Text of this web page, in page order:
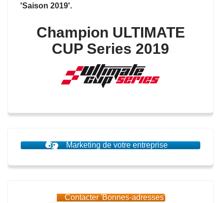
'Saison 2019'.
Champion ULTIMATE
CUP Series 2019
Marketing de votre entreprise
Contacter 'Bonnes-adresses'